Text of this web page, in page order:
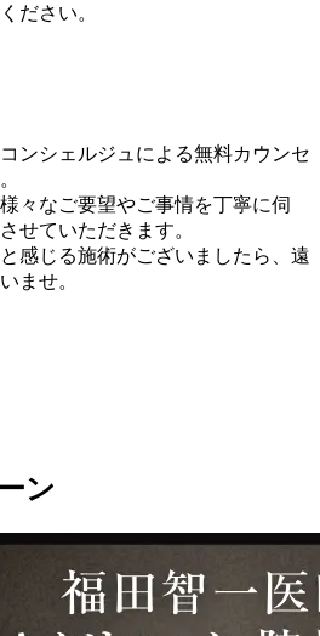
ださい。
ンシェルジュによる無料カウンセ
々なご要望やご事情を丁寧に伺
せていただきます。
感じる施術がございましたら、遠
ませ。
ン